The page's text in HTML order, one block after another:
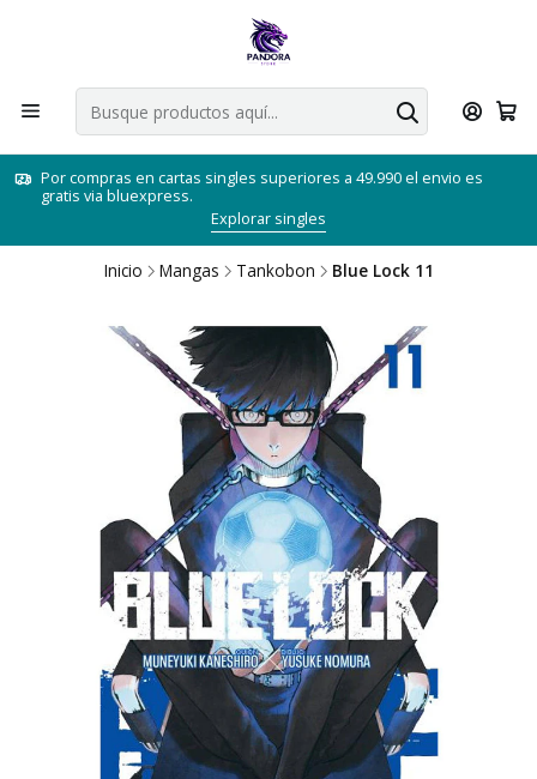
Por compras en cartas singles superiores a 49.990 el envio es
gratis via bluexpress.
Explorar singles
Inicio Mangas Tankobon Blue Lock 11